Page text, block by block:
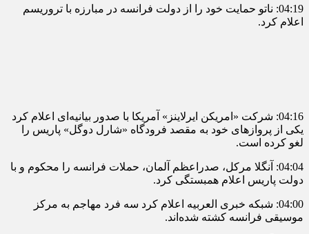
04:19: ناتو حمایت خود را از دولت فرانسه در مبارزه با تروریسم
اعلام کرد.
04:16: شرکت «امریکن‌ ایرلاینز» آمریکا با صدور بیانیه‌ای اعلام کرد
یکی از پروازهای خود به مقصد فرودگاه «شارل دوگل» پاریس را
لغو کرده است.
04:04: آنگلا مرکل، صدراعظم آلمان، حملات فرانسه را محکوم و با
دولت پاریس اعلام همبستگی کرد.
04:00: شبکه خبری العربیه اعلام کرد سه فرد مهاجم به مرکز
موسیقی فرانسه کشته شده‌اند.